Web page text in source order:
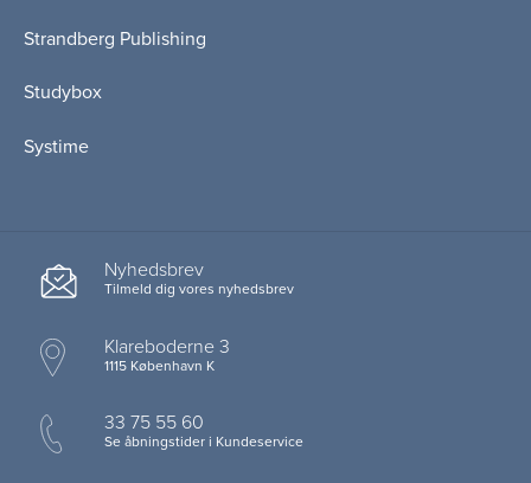
Strandberg Publishing
Studybox
Systime
Nyhedsbrev
Tilmeld dig vores nyhedsbrev
Klareboderne 3
1115 København K
33 75 55 60
Se åbningstider i Kundeservice